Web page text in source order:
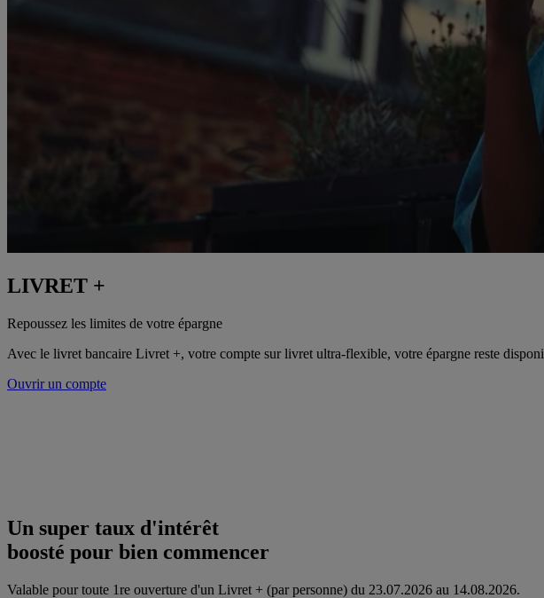
LIVRET +
Repoussez les limites de votre épargne
Avec le livret bancaire Livret +, votre compte sur livret ultra-flexible, votre épargne reste
Ouvrir un compte
Un super taux d'intérêt
boosté pour bien commencer
Valable pour toute 1re ouverture d'un Livret + (par personne) du 23.07.2026 au 14.08.2026.